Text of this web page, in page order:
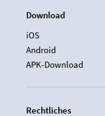
Download
iOS
Android
APK-Download
Rechtliches